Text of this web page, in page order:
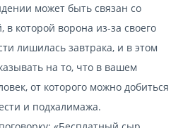
может быть связан со
в которой ворона из-за своего
лишилась завтрака, и в этом
на то, что в вашем
от которого можно добиться
и подхалимажа.